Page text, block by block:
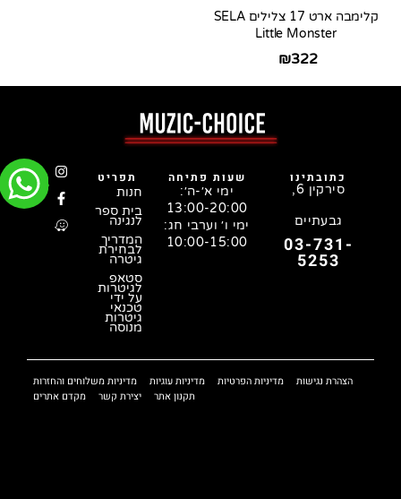
קלימבה ארט 17 צלילים SELA
Little Monster
₪322
כתובתינו
סירקין 6,
גבעתיים
03-731-
5253
שעות פתיחה
ימי א׳-ה׳:
13:00-20:00
ימי ו׳ וערבי חג:
10:00-15:00
תפריט
חנות
בית ספר
לנגינה
המדריך
לבחירת
גיטרה
סטאפ
לגיטרות
על ידי
טכנאי
גיטרות
מנוסה
הצהרת נגישות מדיניות הפרטיות מדיניות עוגיות
מדיניות משלוחים והחזרות
תקנון אתר
יצירת קשר מקדם אתרים